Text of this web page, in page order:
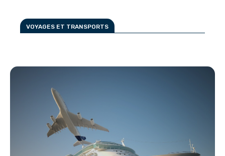
VOYAGES ET TRANSPORTS